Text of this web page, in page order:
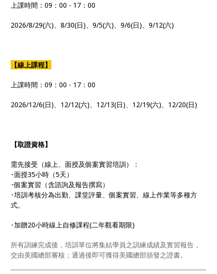
上課時間：09：00 - 17：00
2026/8/29(六)、8/30(日)、9/5(六)、9/6(日)、9/12(六)
【線上課程】
上課時間：09：00 - 17：00
2026/12/6(日)、12/12(六)、12/13(日)、12/19(六)、12/20(日)
【取證資格】
需先接受（線上、面授及個案實習培訓）：
･面授35小時（5天）
･個案實習（含諮詢及報告撰寫）
･培訓考核分為出勤、課堂評量、個案實習、線上作業等多種方
式。
･加贈20小時線上自修課程(二年觀看期限)
所有訓練完成後，培訓單位將集結學員之訓練成績及實習報告，
交由美國總部審核；通過後即可獲得美國總部頒發之證書。